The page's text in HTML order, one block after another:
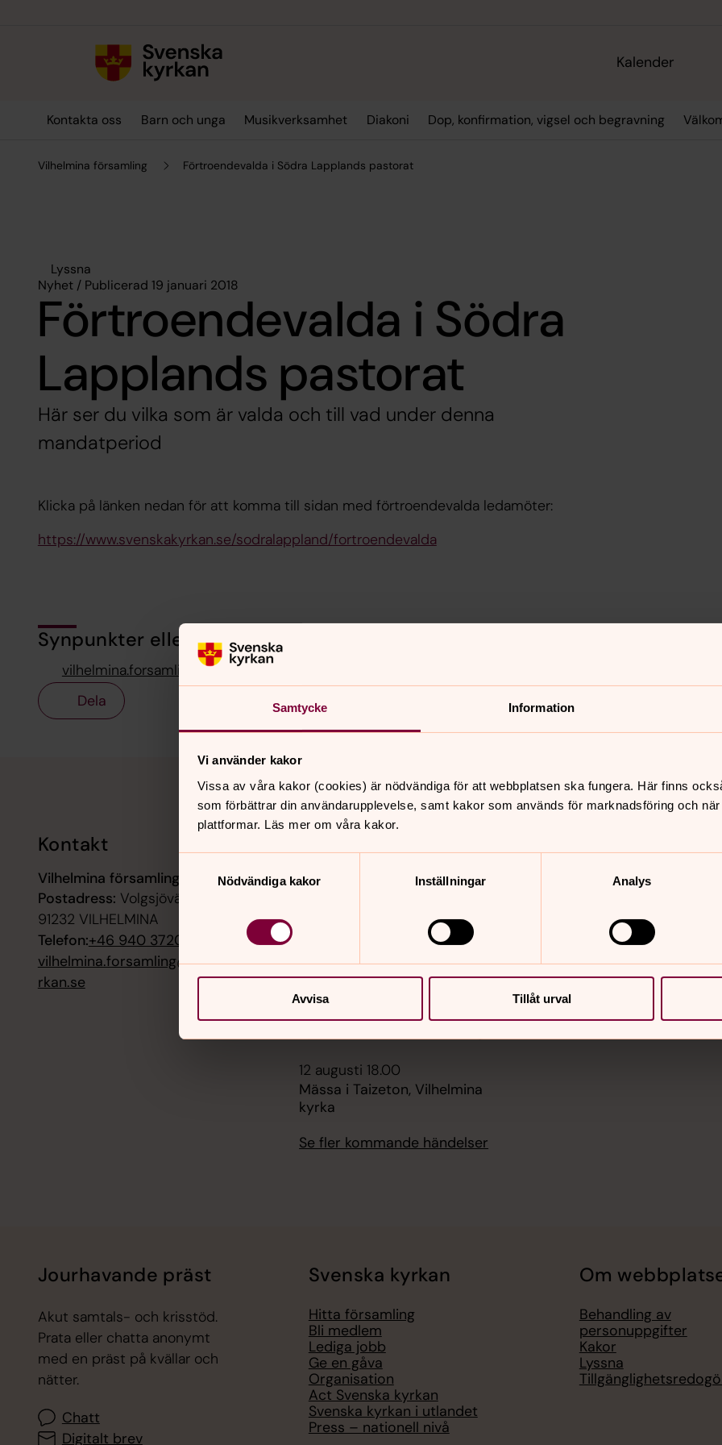
Samtycke Information
Vi använder kakor
Vissa av våra kakor (cookies) är nödvändiga för att webbplatsen ska fungera. Här finns
som förbättrar din användarupplevelse, samt kakor som används för marknadsföring och
plattformar. Läs mer om våra kakor.
Nödvändiga kakor
Inställningar Analys
Avvisa Tillåt urval
Kalender
Kontakta oss Barn och unga Musikverksamhet Diakoni Dop, konfirmation, vigsel och begravning
Vilhelmina församling Förtroendevalda i Södra Lapplands pastorat
Lyssna
Nyhet / Publicerad 19 januari 2018
Förtroendevalda i Södra
Lapplands pastorat
Här ser du vilka som är valda och till vad under denna
mandatperiod
Klicka på länken nedan för att komma till sidan med förtroendevalda ledamöter:
https://www.svenskakyrkan.se/sodralappland/fortroendevalda
Synpunkter eller frågor på sidans innehåll?
vilhelmina.forsamling@svenskakyrkan.se
Dela
Kontakt
Vilhelmina församling
Postadress: Volgsjövägen 28,
91232 VILHELMINA
Telefon:+46 940 37200
vilhelmina.forsamling@svenskaky
rkan.se
9 augusti 11.00
kyrka
12 augusti 18.00
Mässa i Taizeton, Vilhelmina
kyrka
Se fler kommande händelser
Sidkarta
Jourhavande präst
Akut samtals- och krisstöd.
Prata eller chatta anonymt
med en präst på kvällar och
nätter.
Chatt
Digitalt brev
Svenska kyrkan
Hitta församling
Bli medlem
Lediga jobb
Ge en gåva
Organisation
Act Svenska kyrkan
Svenska kyrkan i utlandet
Press – nationell nivå
Om
Behandling av
personuppgifter
Kakor
Lyssna